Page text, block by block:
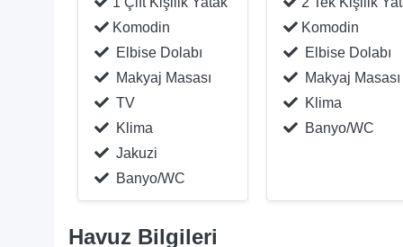
Komodin
Elbise Dolabı
Makyaj Masası
TV
Klima
Jakuzi
Banyo/WC
Komodin
Elbise Dolabı
Makyaj Masası
Klima
Banyo/WC
Havuz Bilgileri